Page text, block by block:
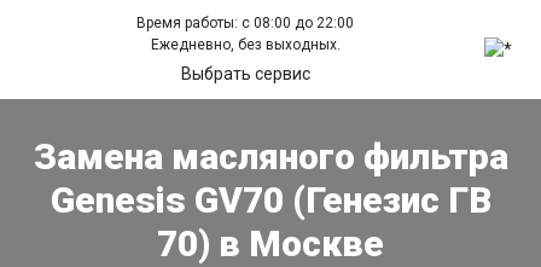
Время работы: с 08:00 до 22:00
Ежедневно, без выходных.
Выбрать сервис
Замена масляного фильтра
Genesis GV70 (Генезис ГВ
70) в Москве